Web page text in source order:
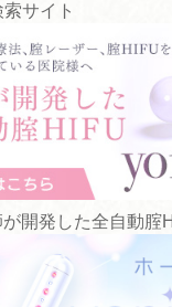
索サイト
が開発した全自動腟